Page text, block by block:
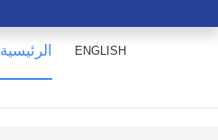
الرئيسية ENGLISH